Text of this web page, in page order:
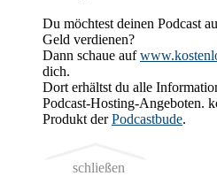
Du möchtest deinen Podcast
Geld verdienen?
Dann schaue auf
dich.
Dort erhältst du alle
Podcast-Hosting-Angeboten.
Produkt derPodcastbude.
schließen